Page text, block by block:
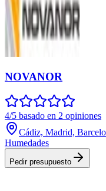
NOVANOR
4/5 basado en 2 opiniones
Cádiz, Madrid,
Humedades
Pedir presupuesto